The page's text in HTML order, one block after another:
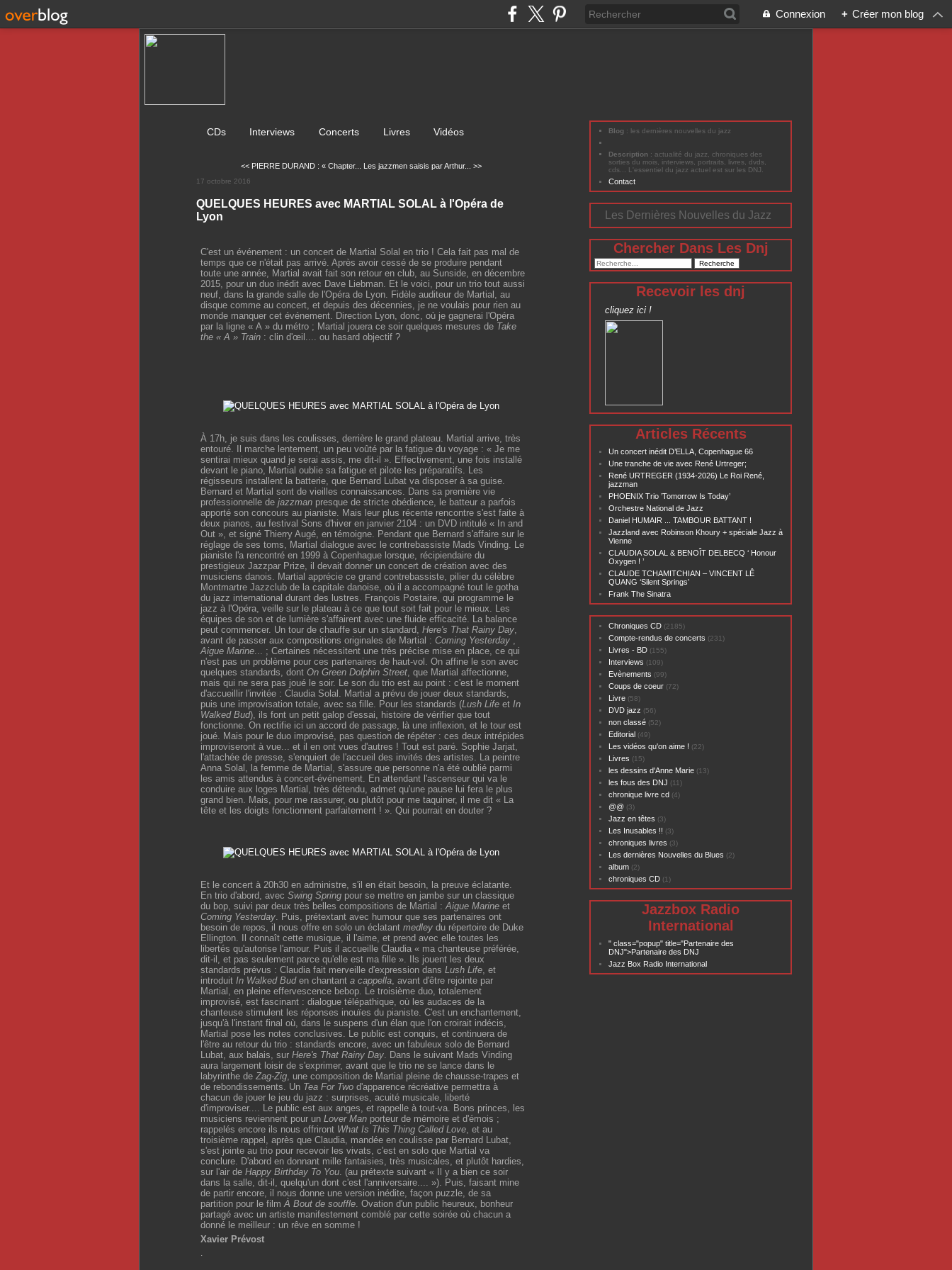
Connexion + Créer mon blog
CDs Interviews Concerts Livres Vidéos
<< PIERRE DURAND : « Chapter... Les jazzmen saisis par Arthur... >>
17 octobre 2016
QUELQUES HEURES avec MARTIAL SOLAL à l'Opéra de
Lyon
C'est un événement : un concert de Martial Solal en trio ! Cela fait pas mal de
temps que ce n'était pas arrivé. Après avoir cessé de se produire pendant
toute une année, Martial avait fait son retour en club, au Sunside, en décembre
2015, pour un duo inédit avec Dave Liebman. Et le voici, pour un trio tout aussi
neuf, dans la grande salle de l'Opéra de Lyon. Fidèle auditeur de Martial, au
disque comme au concert, et depuis des décennies, je ne voulais pour rien au
monde manquer cet événement. Direction Lyon, donc, où je gagnerai l'Opéra
par la ligne « A » du métro ; Martial jouera ce soir quelques mesures de Take
the « A » Train : clin d'œil.... ou hasard objectif ?
À 17h, je suis dans les coulisses, derrière le grand plateau. Martial arrive, très
entouré. Il marche lentement, un peu voûté par la fatigue du voyage : « Je me
sentirai mieux quand je serai assis, me dit-il ». Effectivement, une fois installé
devant le piano, Martial oublie sa fatigue et pilote les préparatifs. Les
régisseurs installent la batterie, que Bernard Lubat va disposer à sa guise.
Bernard et Martial sont de vieilles connaissances. Dans sa première vie
professionnelle de jazzman presque de stricte obédience, le batteur a parfois
apporté son concours au pianiste. Mais leur plus récente rencontre s'est faite à
deux pianos, au festival Sons d'hiver en janvier 2104 : un DVD intitulé « In and
Out », et signé Thierry Augé, en témoigne. Pendant que Bernard s'affaire sur le
réglage de ses toms, Martial dialogue avec le contrebassiste Mads Vinding. Le
pianiste l'a rencontré en 1999 à Copenhague lorsque, récipiendaire du
prestigieux Jazzpar Prize, il devait donner un concert de création avec des
musiciens danois. Martial apprécie ce grand contrebassiste, pilier du célèbre
Montmartre Jazzclub de la capitale danoise, où il a accompagné tout le gotha
du jazz international durant des lustres. François Postaire, qui programme le
jazz à l'Opéra, veille sur le plateau à ce que tout soit fait pour le mieux. Les
équipes de son et de lumière s'affairent avec une fluide efficacité. La balance
peut commencer. Un tour de chauffe sur un standard, Here's That Rainy Day
avant de passer aux compositions originales de Martial : Coming Yesterday
Aigue Marine ... ; Certaines nécessitent une très précise mise en place, ce qui
n'est pas un problème pour ces partenaires de haut-vol. On affine le son avec
quelques standards, dont On Green Dolphin Street , que Martial affectionne,
mais qui ne sera pas joué le soir. Le son du trio est au point : c'est le moment
d'accueillir l'invitée : Claudia Solal. Martial a prévu de jouer deux standards,
puis une improvisation totale, avec sa fille. Pour les standards (Lush Life et In
Walked Bud), ils font un petit galop d'essai, histoire de vérifier que tout
fonctionne. On rectifie ici un accord de passage, là une inflexion, et le tour est
joué. Mais pour le duo improvisé, pas question de répéter : ces deux intrépides
improviseront à vue... et il en ont vues d'autres ! Tout est paré. Sophie Jarjat,
l'attachée de presse, s'enquiert de l'accueil des invités des artistes. La peintre
Anna Solal, la femme de Martial, s'assure que personne n'a été oublié parmi
les amis attendus à concert-événement. En attendant l'ascenseur qui va le
conduire aux loges Martial, très détendu, admet qu'une pause lui fera le plus
grand bien. Mais, pour me rassurer, ou plutôt pour me taquiner, il me dit « La
tête et les doigts fonctionnent parfaitement ! ». Qui pourrait en douter ?
Et le concert à 20h30 en administre, s'il en était besoin, la preuve éclatante.
En trio d'abord, avec Swing Spring pour se mettre en jambe sur un classique
du bop, suivi par deux très belles compositions de Martial : Aigue Marine et
Coming Yesterday . Puis, prétextant avec humour que ses partenaires ont
besoin de repos, il nous offre en solo un éclatant medley du répertoire de Duke
Ellington. Il connaît cette musique, il l'aime, et prend avec elle toutes les
libertés qu'autorise l'amour. Puis il accueille Claudia « ma chanteuse préférée,
dit-il, et pas seulement parce qu'elle est ma fille ». Ils jouent les deux
standards prévus : Claudia fait merveille d'expression dans Lush Life , et
introduit In Walked Buden chantant a cappella , avant d'être rejointe par
Martial, en pleine effervescence bebop. Le troisième duo, totalement
improvisé, est fascinant : dialogue télépathique, où les audaces de la
chanteuse stimulent les réponses inouïes du pianiste. C'est un enchantement,
jusqu'à l'instant final où, dans le suspens d'un élan que l'on croirait indécis,
Martial pose les notes conclusives. Le public est conquis, et continuera de
l'être au retour du trio : standards encore, avec un fabuleux solo de Bernard
Lubat, aux balais, sur Here's That Rainy Day . Dans le suivant Mads Vinding
aura largement loisir de s'exprimer, avant que le trio ne se lance dans le
labyrinthe de Zag-Zig , une composition de Martial pleine de chausse-trapes et
de rebondissements. Un Tea For Two d'apparence récréative permettra à
chacun de jouer le jeu du jazz : surprises, acuité musicale, liberté
d'improviser.... Le public est aux anges, et rappelle à tout-va. Bons princes, les
musiciens reviennent pour un Lover Man porteur de mémoire et d'émois ;
rappelés encore ils nous offriront What Is This Thing Called Love , et au
troisième rappel, après que Claudia, mandée en coulisse par Bernard Lubat,
s'est jointe au trio pour recevoir les vivats, c'est en solo que Martial va
conclure. D'abord en donnant mille fantaisies, très musicales, et plutôt hardies,
sur l'air de Happy Birthday To You . (au prétexte suivant « Il y a bien ce soir
dans la salle, dit-il, quelqu'un dont c'est l'anniversaire.... »). Puis, faisant mine
de partir encore, il nous donne une version inédite, façon puzzle, de sa
partition pour le film À Bout de souffle . Ovation d'un public heureux, bonheur
partagé avec un artiste manifestement comblé par cette soirée où chacun a
donné le meilleur : un rêve en somme !
Xavier Prévost
Blog : les dernières nouvelles du jazz
Description : actualité du jazz, chroniques des
sorties du mois, interviews, portraits, livres, dvds,
cds... L'essentiel du jazz actuel est sur les DNJ.
Contact
Les Dernières Nouvelles du Jazz
Chercher Dans Les Dnj
Recevoir les dnj
cliquez ici !
Articles Récents
Un concert inédit D’ELLA, Copenhague 66
Une tranche de vie avec René Urtreger;
René URTREGER (1934-2026) Le Roi René,
jazzman
PHOENIX Trio ’Tomorrow Is Today’
Orchestre National de Jazz
Daniel HUMAIR ... TAMBOUR BATTANT !
Jazzland avec Robinson Khoury + spéciale Jazz à
Vienne
CLAUDIA SOLAL & BENOÎT DELBECQ ‘ Honour
Oxygen ! ’
CLAUDE TCHAMITCHIAN – VINCENT LÊ
QUANG ‘Silent Springs’
Frank The Sinatra
Chroniques CD (2185)
Compte-rendus de concerts (231)
Livres - BD (155)
Interviews (109)
Evènements (99)
Coups de coeur (72)
Livre (58)
DVD jazz (56)
non classé (52)
Editorial (49)
Les vidéos qu'on aime ! (22)
Livres (15)
les dessins d'Anne Marie (13)
les fous des DNJ (11)
chronique livre cd (4)
@@ (3)
Jazz en têtes (3)
Les Inusables !! (3)
chroniques livres (3)
Les dernières Nouvelles du Blues (2)
album (2)
chroniques CD (1)
Jazzbox Radio
International
" class="popup" title="Partenaire des
DNJ">Partenaire des DNJ
Jazz Box Radio International